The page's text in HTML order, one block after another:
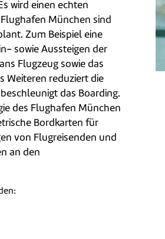
wird einen echten
München sind
Zum Beispiel eine
sowie Aussteigen der
Flugzeug sowie das
Weiteren reduziert die
das Boarding.
des Flughafen München
Bordkarten für
von Flugreisenden und
an den